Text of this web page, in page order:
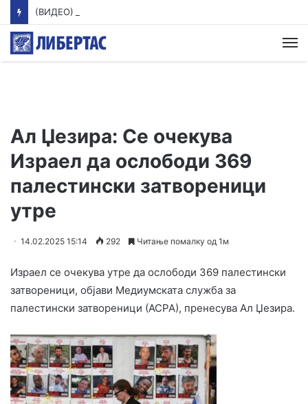
Ал Џезира: Се очекува
Израел да ослободи 369
палестински затвореници
утре
14.02.2025 15:14 292 Читање помалку од 1м
Израел се очекува утре да ослободи 369 палестински
затвореници, објави Медиумската служба за
палестински затвореници (АСРА), пренесува Ал Џезира.